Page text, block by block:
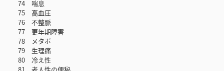
74 喘息
75 高血圧
76 不整脈
77 更年期障害
78 メタボ
79 生理痛
80 冷え性